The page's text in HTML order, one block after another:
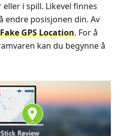
i spill. Likevel finnes
endre posisjonen din. Av
Fake GPS Location. For å
kan du begynne å